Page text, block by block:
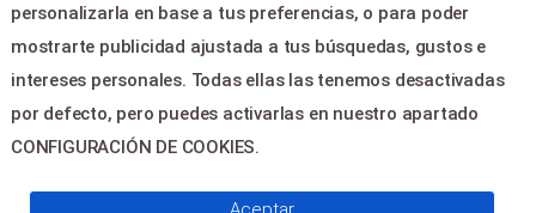
PLAZA MAJOR 3 - ALGEMESÍ
46680
Servientradas
personalizarla en base a tus preferencias, o para poder
mostrarte publicidad ajustada a tus búsquedas, gustos e
intereses personales. Todas ellas las tenemos desactivadas
por defecto, pero puedes activarlas en nuestro apartado
CONFIGURACIÓN DE COOKIES.